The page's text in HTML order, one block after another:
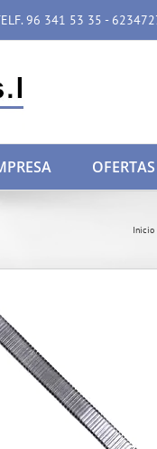
96 341 53 35 -
OFERTAS
Inicio